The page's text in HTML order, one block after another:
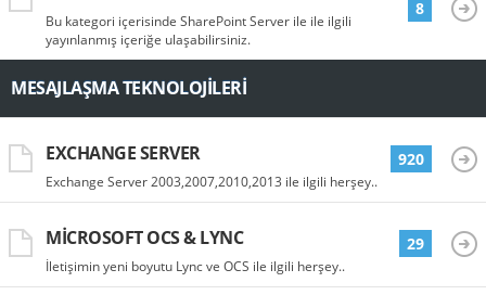
Bu kategori içerisinde SharePoint Server ile ile ilgili
yayınlanmış içeriğe ulaşabilirsiniz.
8
MESAJLAŞMA TEKNOLOJILERI
EXCHANGE SERVER
Exchange Server 2003,2007,2010,2013 ile ilgili herşey..
920
MICROSOFT OCS & LYNC
İletişimin yeni boyutu Lync ve OCS ile ilgili herşey..
29